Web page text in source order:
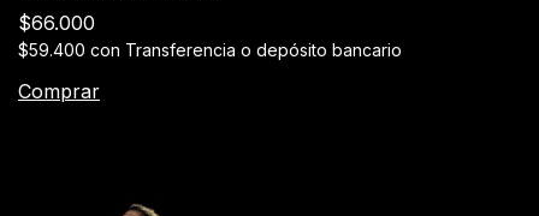
$66.000
$59.400 con Transferencia o depósito bancario
Comprar